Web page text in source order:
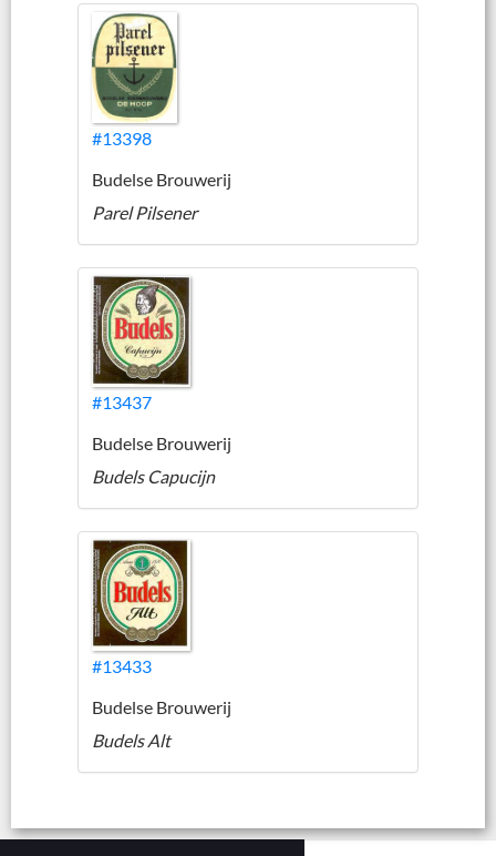
#13398
Budelse Brouwerij
Parel Pilsener
#13437
Budelse Brouwerij
Budels Capucijn
#13433
Budelse Brouwerij
Budels Alt